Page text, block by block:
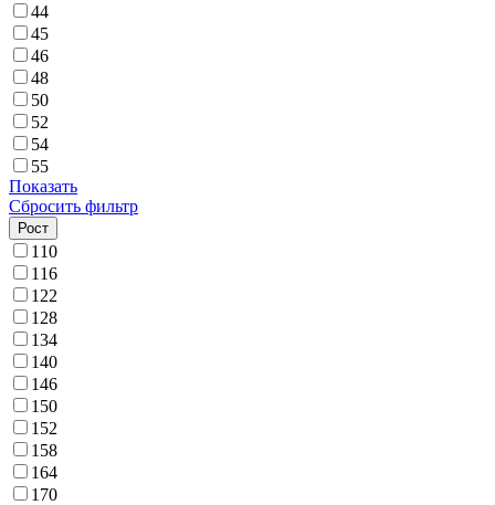
44
45
46
48
50
52
54
55
Показать
Сбросить фильтр
Рост
110
116
122
128
134
140
146
150
152
158
164
170